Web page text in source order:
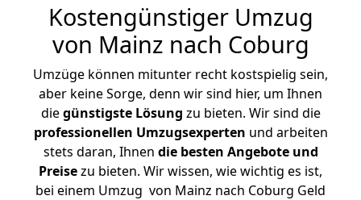
Kostengünstiger Umzug
von Mainz nach Coburg
Umzüge können mitunter recht kostspielig sein,
aber keine Sorge, denn wir sind hier, um Ihnen
diegünstigste Lösung zu bieten. Wir sind die
professionellen Umzugsexperten und arbeiten
stets daran, Ihnen die besten Angebote und
Preisezu bieten. Wir wissen, wie wichtig es ist,
bei einem Umzug von Mainz nach Coburg Geld